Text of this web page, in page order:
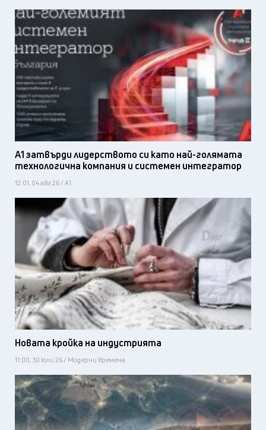
А1 затвърди лидерството си като най-голямата
технологична компания и системен интегратор
12:01, 04 авг 26 / А1
Новата кройка на индустрията
11:00, 30 юли 26 / Модерни времена